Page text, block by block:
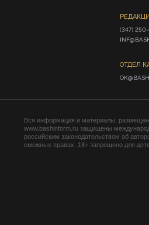
(347)
ОТДЕЛ
Вся информация и материалы,
www.bashinform.ru защищены
российским законодательством об
смежных правах. 18+ запрещено для